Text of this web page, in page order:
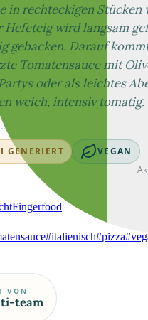
in rechteckigen
wird langsam
gebacken. Darauf
Tomatensauce mit
oder als leichtes
weich, intensiv tomatig.
GENERIERT VEGAN
Fingerfood
#italienisch#pizza
VON
team